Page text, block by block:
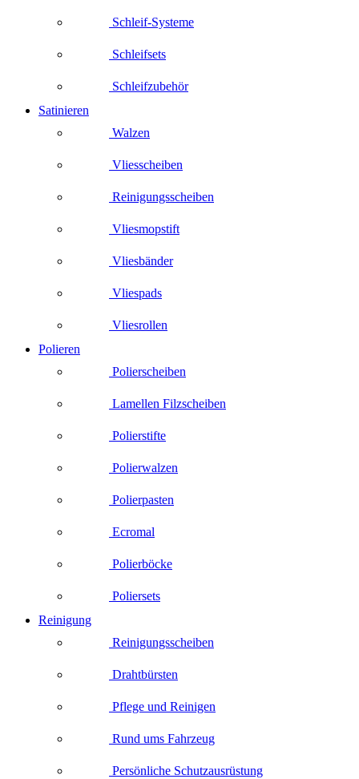
Schleif-Systeme
Schleifsets
Schleifzubehör
Satinieren
Walzen
Vliesscheiben
Reinigungsscheiben
Vliesmopstift
Vliesbänder
Vliespads
Vliesrollen
Polieren
Polierscheiben
Lamellen Filzscheiben
Polierstifte
Polierwalzen
Polierpasten
Ecromal
Polierböcke
Poliersets
Reinigung
Reinigungsscheiben
Drahtbürsten
Pflege und Reinigen
Rund ums Fahrzeug
Persönliche Schutzausrüstung